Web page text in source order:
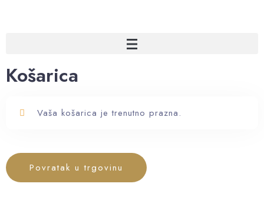
Košarica
Vaša košarica je trenutno prazna.
Povratak u trgovinu